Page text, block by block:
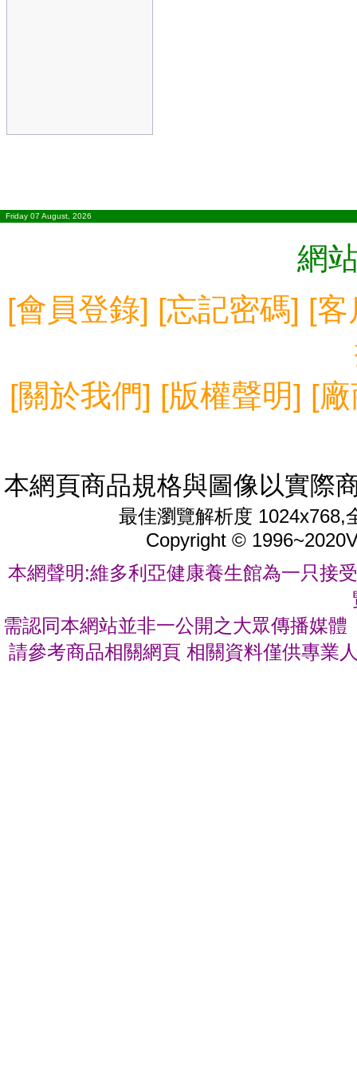
Friday 07 August, 2026
網
[會員登錄] [忘記密碼] [客
[關於我們] [版權聲明] [
本網頁商品規格與圖像以實際
最佳瀏覽解析度 1024x768,
Copyright © 1996~2020
本網聲明:維多利亞健康養生館為一只接
需認同本網站並非一公開之大眾傳播媒
請參考商品相關網頁 相關資料僅供專業